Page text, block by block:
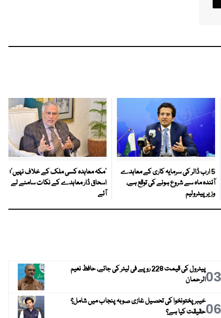
5 ارب ڈالر کی سرمایہ کاری کے معاہدے
آئندہ ماہ سے شروع ہونے کی توقع ہے،
وزیر پیٹرولیم
‘مکہ معاہدہ کسی ملک کے خلاف نہیں’؛
اسحاق ڈار معاہدے کے نکات سامنے لے
آئے
03
پیٹرول کی قیمت 228 روپے فی لیٹر کی جائے، حافظ نعیم
الرحمان
06خیبر پختونخوا کی تحصیل غازی صوبہ پنجاب میں شامل؟
حقیقت کیا ہے؟